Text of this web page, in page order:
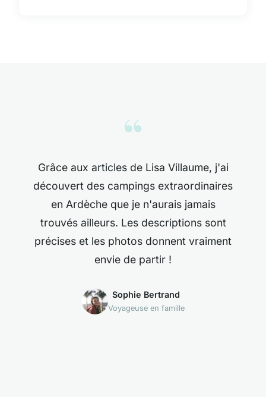
“
Grâce aux articles de Lisa Villaume, j'ai
découvert des campings extraordinaires
en Ardèche que je n'aurais jamais
trouvés ailleurs. Les descriptions sont
précises et les photos donnent vraiment
envie de partir !
Sophie Bertrand
Voyageuse en famille